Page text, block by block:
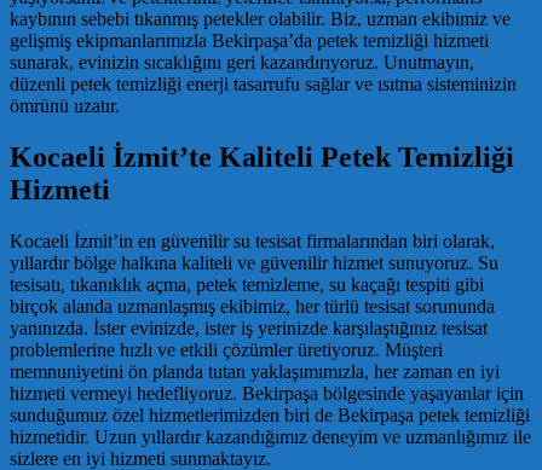
kaybının sebebi tıkanmış petekler olabilir. Biz, uzman ekibimiz ve
gelişmiş ekipmanlarımızla Bekirpaşa’da petek temizliği hizmeti
sunarak, evinizin sıcaklığını geri kazandırıyoruz. Unutmayın,
düzenli petek temizliği enerji tasarrufu sağlar ve ısıtma sisteminizin
ömrünü uzatır.
Kocaeli İzmit’te Kaliteli Petek Temizliği
Hizmeti
Kocaeli İzmit’in en güvenilir su tesisat firmalarından biri olarak,
yıllardır bölge halkına kaliteli ve güvenilir hizmet sunuyoruz. Su
tesisatı, tıkanıklık açma, petek temizleme, su kaçağı tespiti gibi
birçok alanda uzmanlaşmış ekibimiz, her türlü tesisat sorununda
yanınızda. İster evinizde, ister iş yerinizde karşılaştığınız tesisat
problemlerine hızlı ve etkili çözümler üretiyoruz. Müşteri
memnuniyetini ön planda tutan yaklaşımımızla, her zaman en iyi
hizmeti vermeyi hedefliyoruz. Bekirpaşa bölgesinde yaşayanlar için
sunduğumuz özel hizmetlerimizden biri de Bekirpaşa petek temizliği
hizmetidir. Uzun yıllardır kazandığımız deneyim ve uzmanlığımız ile
sizlere en iyi hizmeti sunmaktayız.